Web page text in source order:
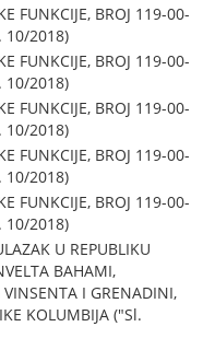
FUNKCIJE, BROJ 119-00-
10/2018)
FUNKCIJE, BROJ 119-00-
10/2018)
FUNKCIJE, BROJ 119-00-
10/2018)
FUNKCIJE, BROJ 119-00-
10/2018)
FUNKCIJE, BROJ 119-00-
10/2018)
U REPUBLIKU
BAHAMI,
VINSENTA I GRENADINI,
KOLUMBIJA ("Sl.